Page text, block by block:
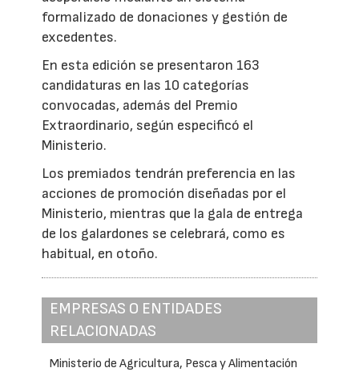
formalizado de donaciones y gestión de
excedentes.
En esta edición se presentaron 163
candidaturas en las 10 categorías
convocadas, además del Premio
Extraordinario, según especificó el
Ministerio.
Los premiados tendrán preferencia en las
acciones de promoción diseñadas por el
Ministerio, mientras que la gala de entrega
de los galardones se celebrará, como es
habitual, en otoño.
EMPRESAS O ENTIDADES
RELACIONADAS
Ministerio de Agricultura, Pesca y Alimentación